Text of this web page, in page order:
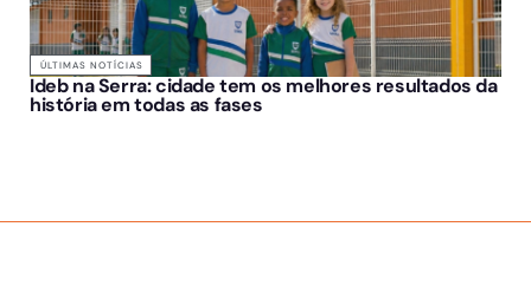
ÚLTIMAS NOTÍCIAS
Ideb na Serra: cidade tem os melhores resultados da
história em todas as fases